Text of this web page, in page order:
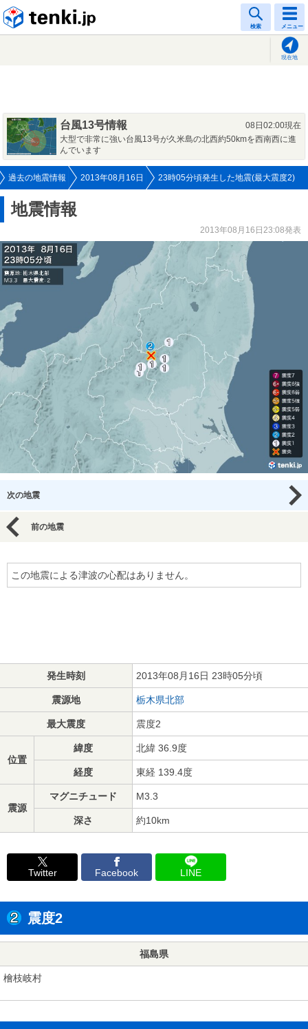
検索 メニュー
現在地
台風13号情報
08日02:00現在
大型で非常に強い台風13号が久米島の北西約50kmを西南西に進
んでいます
過去の地震情報 2013年08月16日 23時05分頃発生した地震(最大震度2)
地震情報
2013年08月16日23:08発表
次の地震
前の地震
この地震による津波の心配はありません。
発生時刻 2013年08月16日 23時05分頃
震源地 栃木県北部
最大震度 震度2
位置
緯度 北緯 36.9度
経度 東経 139.4度
震源
マグニチュード M3.3
深さ 約10km
Twitter Facebook LINE
震度2
福島県
檜枝岐村